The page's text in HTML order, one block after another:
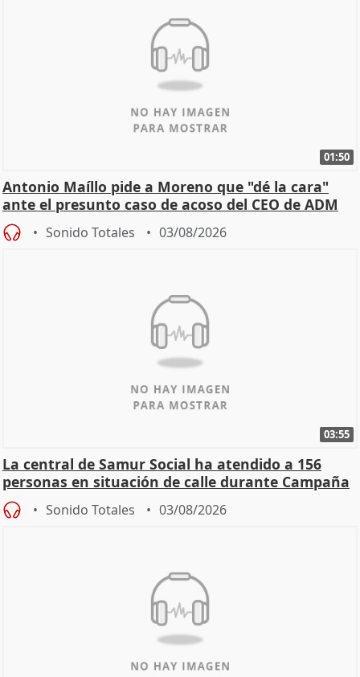
01:50
Antonio Maíllo pide a Moreno que "dé la cara"
ante el presunto caso de acoso del CEO de ADM
Sonido Totales 03/08/2026
03:55
La central de Samur Social ha atendido a 156
personas en situación de calle durante Campaña
de Calor
Sonido Totales 03/08/2026